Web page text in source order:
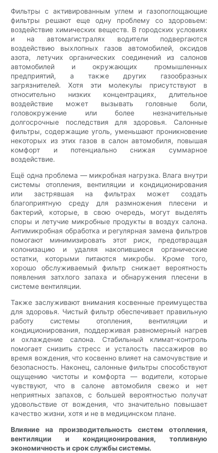
Фильтры с активированным углем и газопоглощающие
фильтры решают еще одну проблему со здоровьем:
воздействие химических веществ. В городских условиях
и на автомагистралях водители подвергаются
воздействию выхлопных газов автомобилей, оксидов
азота, летучих органических соединений из салонов
автомобилей и окружающих промышленных
предприятий, а также других газообразных
загрязнителей. Хотя эти молекулы присутствуют в
относительно низких концентрациях, длительное
воздействие может вызывать головные боли,
головокружение или более незначительные
долгосрочные последствия для здоровья. Салонные
фильтры, содержащие уголь, уменьшают проникновение
некоторых из этих газов в салон автомобиля, повышая
комфорт и потенциально снижая суммарное
воздействие.
Ещё одна проблема — микробная нагрузка. Влага внутри
системы отопления, вентиляции и кондиционирования
или застрявшая на фильтрах может создать
благоприятную среду для размножения плесени и
бактерий, которые, в свою очередь, могут выделять
споры и летучие микробные продукты в воздух салона.
Антимикробная обработка и регулярная замена фильтров
помогают минимизировать этот риск, предотвращая
колонизацию и удаляя накопившиеся органические
остатки, которыми питаются микробы. Кроме того,
хорошо обслуживаемый фильтр снижает вероятность
появления затхлого запаха и обнаружения плесени в
системе вентиляции.
Также заслуживают внимания косвенные преимущества
для здоровья. Чистый фильтр обеспечивает правильную
работу системы отопления, вентиляции и
кондиционирования, поддерживая равномерный нагрев
и охлаждение салона. Стабильный климат-контроль
помогает снизить стресс и усталость пассажиров во
время вождения, что косвенно влияет на самочувствие и
безопасность. Наконец, салонные фильтры способствуют
ощущению чистоты и комфорта — водители, которые
чувствуют, что в салоне автомобиля свежо и нет
неприятных запахов, с большей вероятностью получат
удовольствие от вождения, что значительно повышает
качество жизни, хотя и не в медицинском плане.
Влияние на производительность систем отопления,
вентиляции и кондиционирования, топливную
экономичность и срок службы системы.